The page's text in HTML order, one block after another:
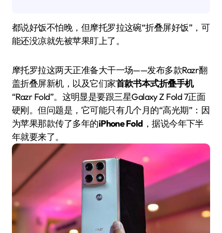
都说好饭不怕晚，但摩托罗拉这碗“折叠屏好饭”，可
能还没凉就先被苹果盯上了。
摩托罗拉这两天正准备大干一场——发布多款Razr翻
盖折叠屏新机，以及它们家首款书本式折叠手机
“Razr Fold”。这明显是要跟三星Galaxy Z Fold 7正面
硬刚。但问题是，它可能只有几个月的“高光期”：因
为苹果那款传了多年的iPhone Fold ，据说今年下半
年就要来了。